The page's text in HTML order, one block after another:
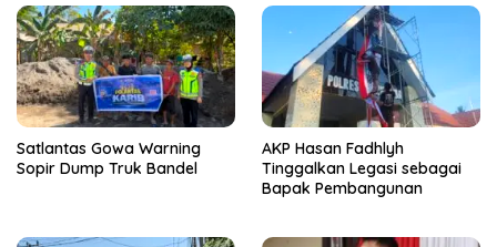
Satlantas Gowa Warning
Sopir Dump Truk Bandel
AKP Hasan Fadhlyh
Tinggalkan Legasi sebagai
Bapak Pembangunan